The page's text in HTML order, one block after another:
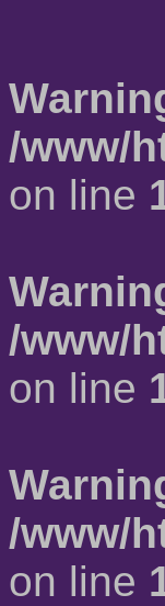
/www/
on line
/www/
on line
/www/
on line